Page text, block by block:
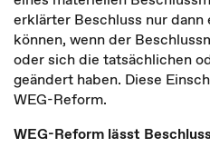
erklärter Beschluss nur
können, wenn der
oder sich die tatsächlichen
geändert haben. Diese
WEG-Reform.
WEG-Reform lässt